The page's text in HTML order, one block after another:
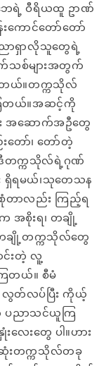
ေရဲ့ ဝီရိယထူ ဥာဏ်
ကောင်တော်တော်
ညာရှာလိုသူတွေရဲ့
သစ်များအတွက်
တယ်။တက္ကသိုလ်
တယ်။အဆင့်ကို
အဆောက်အဦတွေ
ော်၊ တော်တဲ့
အဲဒီတက္ကသိုလ်ရဲ့ဂုဏ်
ရှိရမယ်၊သုတေသန
တာလည်း ကြည့်ရ
စိုးရ၊ တချို့
ချို့တက္ကသိုလ်တွေ
င်းတဲ့ လူ့
ြတယ်။ စီမံ
လွတ်လပ်ပြီး ကိုယ့်
ပညာသင်ယူကြ
ေးတွေ ပါ။ဟား
းတက္ကသိုလ်တခု